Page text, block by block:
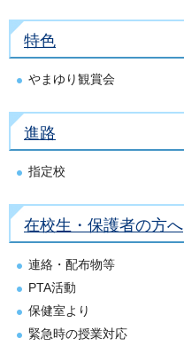
特色
やまゆり観賞会
進路
指定校
在校生・保護者の方へ
連絡・配布物等
PTA活動
保健室より
緊急時の授業対応